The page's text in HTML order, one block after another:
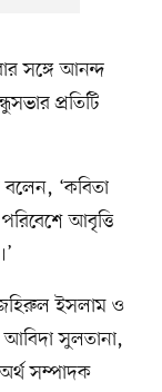
সঙ্গে আনন্দ
প্রতিটি
‘কবিতা
আবৃত্তি
ইসলাম ও
সুলতানা,
সম্পাদক